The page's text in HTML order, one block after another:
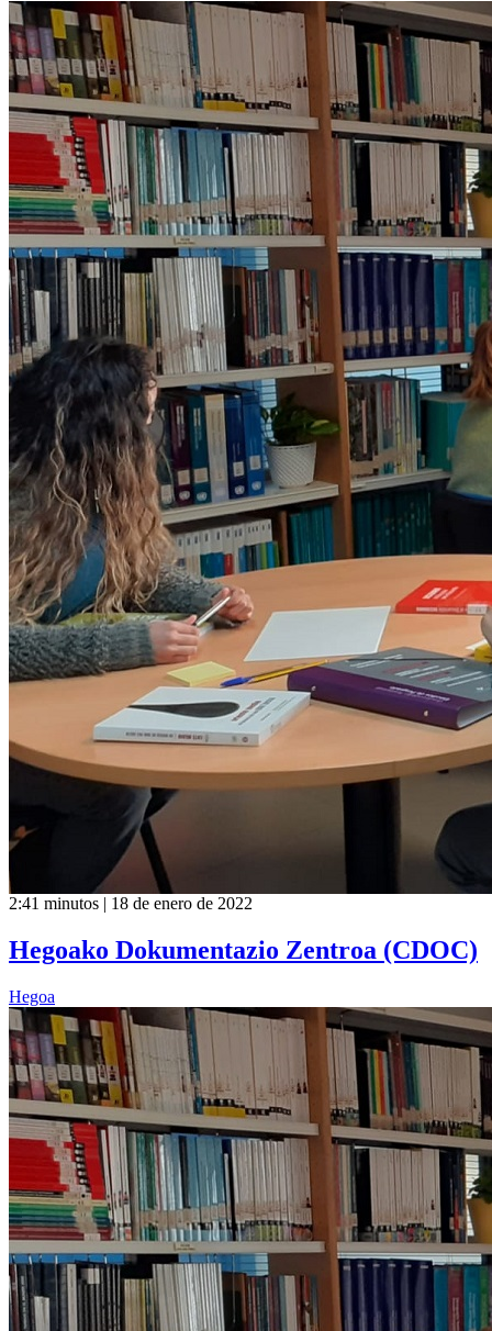
2:41 minutos | 18 de enero de 2022
Hegoako Dokumentazio Zentroa (CDOC)
Hegoa